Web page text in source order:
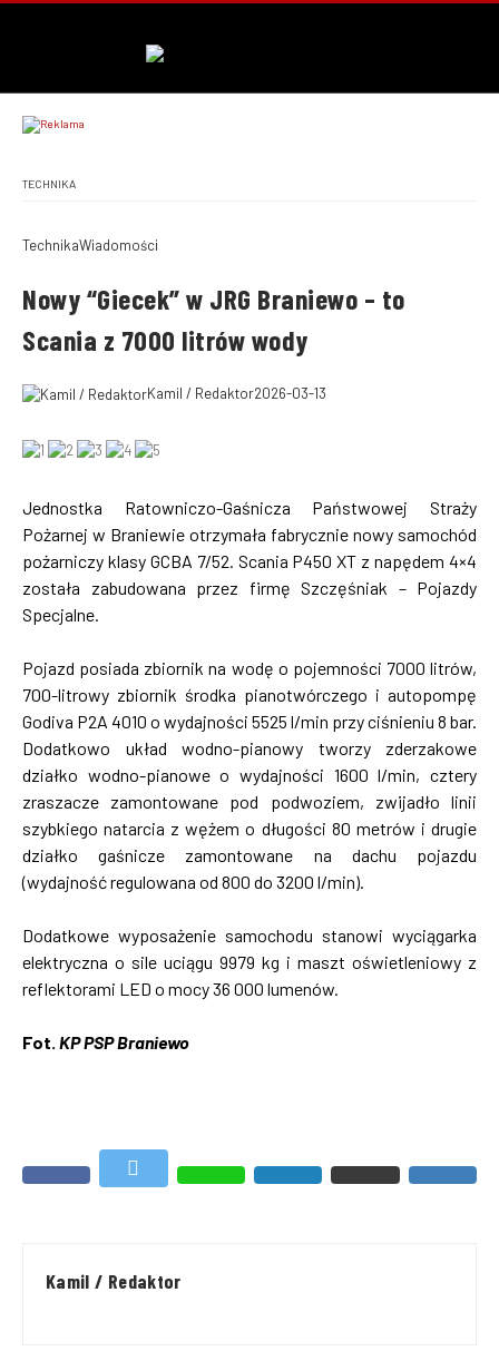
TECHNIKA
TechnikaWiadomości
Nowy “Giecek” w JRG Braniewo – to
Scania z 7000 litrów wody
Kamil / Redaktor2026-03-13
Jednostka Ratowniczo-Gaśnicza Państwowej Straży
Pożarnej w Braniewie otrzymała fabrycznie nowy samochód
pożarniczy klasy GCBA 7/52. Scania P450 XT z napędem 4×4
została zabudowana przez firmę Szczęśniak – Pojazdy
Specjalne.
Pojazd posiada zbiornik na wodę o pojemności 7000 litrów,
700-litrowy zbiornik środka pianotwórczego i autopompę
Godiva P2A 4010 o wydajności 5525 l/min przy ciśnieniu 8 bar.
Dodatkowo układ wodno-pianowy tworzy zderzakowe
działko wodno-pianowe o wydajności 1600 l/min, cztery
zraszacze zamontowane pod podwoziem, zwijadło linii
szybkiego natarcia z wężem o długości 80 metrów i drugie
działko gaśnicze zamontowane na dachu pojazdu
(wydajność regulowana od 800 do 3200 l/min).
Dodatkowe wyposażenie samochodu stanowi wyciągarka
elektryczna o sile uciągu 9979 kg i maszt oświetleniowy z
reflektorami LED o mocy 36 000 lumenów.
Fot. KP PSP Braniewo
Kamil / Redaktor